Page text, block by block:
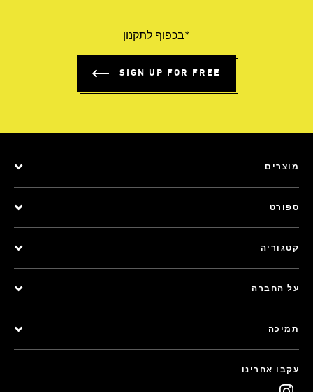
*בכפוף לתקנון
SIGN UP FOR FREE
מוצרים
ספורט
קטגוריה
על החברה
תמיכה
עקבו אחרינו